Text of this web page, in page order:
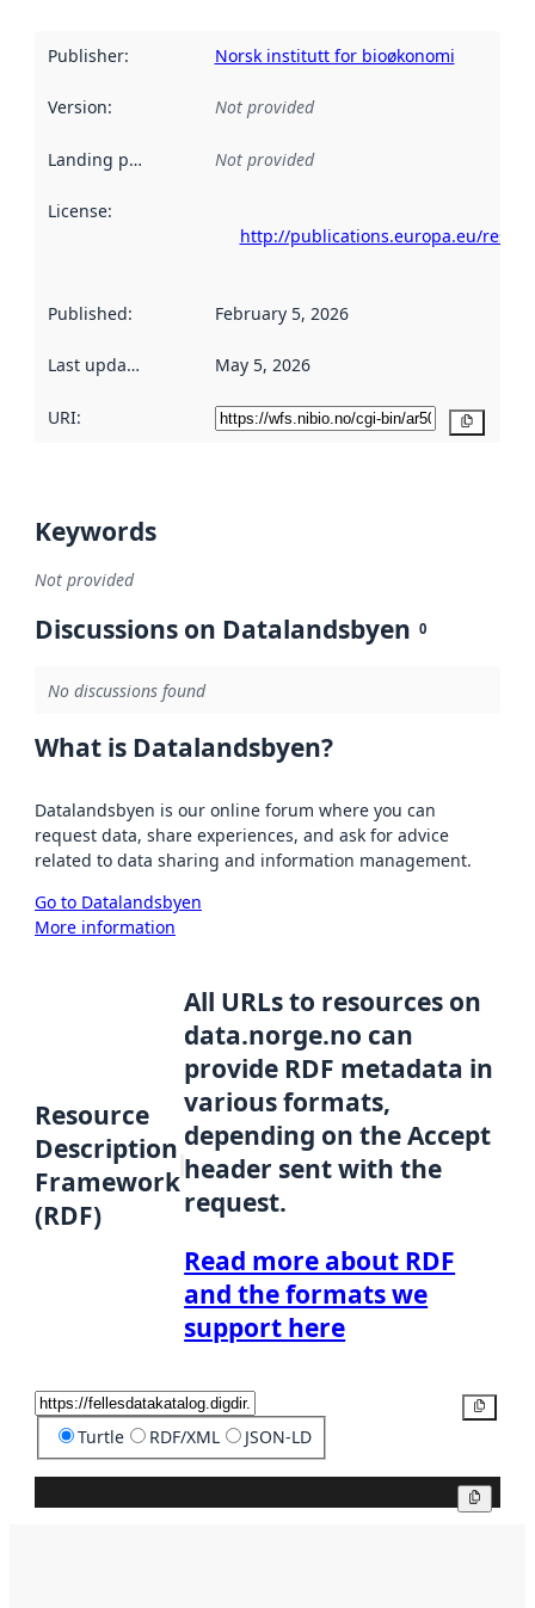
Publisher: Norsk institutt for bioøkonomi
Version: Not provided
Landing page Not provided
License:
http://publications.europa.eu/
Published: February 5, 2026
Last updated May 5, 2026
URI:
Keywords
Not provided
Discussions on Datalandsbyen 0
No discussions found
What is Datalandsbyen?
Datalandsbyen is our online forum where you can
request data, share experiences, and ask for advice
related to data sharing and information management.
Go to Datalandsbyen
More information
Resource
Description
Framework
(RDF)
All URLs to resources on
data.norge.no can
provide RDF metadata in
various formats,
depending on the Accept
header sent with the
request.
Read more about RDF
and the formats we
support here
Turtle RDF/XML JSON-LD